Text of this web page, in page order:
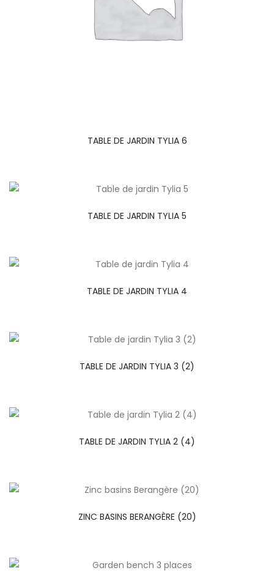
TABLE DE JARDIN TYLIA 6
TABLE DE JARDIN TYLIA 5
TABLE DE JARDIN TYLIA 4
TABLE DE JARDIN TYLIA 3 (2)
TABLE DE JARDIN TYLIA 2 (4)
ZINC BASINS BERANGÈRE (20)